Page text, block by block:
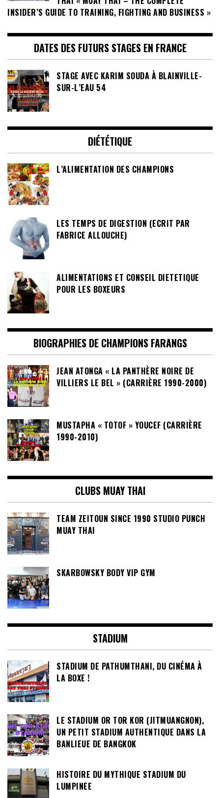
INSIDER’S GUIDE TO TRAINING, FIGHTING AND BUSINESS »
DATES DES FUTURS STAGES EN FRANCE
STAGE AVEC KARIM SOUDA À BLAINVILLE-
SUR-L’EAU 54
DIÉTÉTIQUE
L’ALIMENTATION DES CHAMPIONS
LES TEMPS DE DIGESTION (ECRIT PAR
FABRICE ALLOUCHE)
ALIMENTATIONS ET CONSEIL DIETETIQUE
POUR LES BOXEURS
BIOGRAPHIES DE CHAMPIONS FARANGS
JEAN ATONGA « LA PANTHÈRE NOIRE DE
VILLIERS LE BEL » (CARRIÈRE 1990-2000)
MUSTAPHA « TOTOF » YOUCEF (CARRIÈRE
1990-2010)
CLUBS MUAY THAI
TEAM ZEITOUN SINCE 1990 STUDIO PUNCH
MUAY THAI
SKARBOWSKY BODY VIP GYM
STADIUM
STADIUM DE PATHUMTHANI, DU CINÉMA À
LA BOXE !
LE STADIUM OR TOR KOR (JITMUANGNON),
UN PETIT STADIUM AUTHENTIQUE DANS LA
BANLIEUE DE BANGKOK
HISTOIRE DU MYTHIQUE STADIUM DU
LUMPINEE